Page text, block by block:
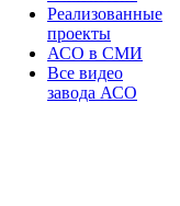
Реализованные
проекты
АСО в СМИ
Все видео
завода АСО